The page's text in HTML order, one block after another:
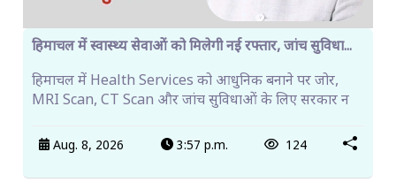
हिमाचल में स्वास्थ्य सेवाओं को मिलेगी नई रफ्तार, जांच सुविधा...
हिमाचल में Health Services को आधुनिक बनाने पर जोर,
MRI Scan, CT Scan और जांच सुविधाओं के लिए सरकार न
Aug. 8, 2026 3:57 p.m. 124